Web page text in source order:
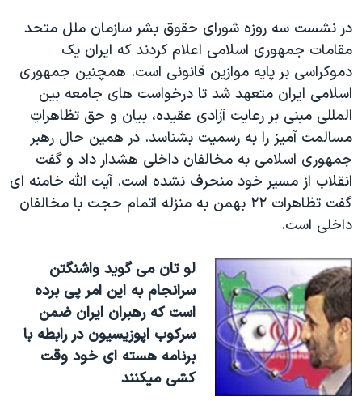
چهل سال گروگان‌گیری
قانون شفافیت دارائی کادر رهبری ایران
اعتراضات مردمی آبان ۹۸
اسرائیل در جنگ
نرگس محمدی برنده جایزه نوبل صلح
همایش محافظه‌کاران آمریکا «سی‌پک»
صفحه‌های ویژه
در نشست سه روزه شورای حقوق بشر سازمان ملل متحد
مقامات جمهوری اسلامی اعلام کردند که ايران يک
دموکراسی بر پايه موازين قانونی است. همچنين جمهوری
اسلامی ايران متعهد شد تا درخواست های جامعه بين
المللی مبنی بر رعايت آزادی عقيده، بيان و حق تظاهراتِ
مسالمت آميز را به رسميت بشناسد. در همين حال رهبر
جمهوری اسلامی به مخالفان داخلی هشدار داد و گفت
انقلاب از مسير خود منحرف نشده است. آيت الله خامنه ای
گفت تظاهرات ۲۲ بهمن به منزله اتمام حجت با مخالفان
داخلی است.
لو تان می گويد واشنگتن
سرانجام به اين امر پی برده
است که رهبران ايران ضمن
سرکوب اپوزيسيون در رابطه با
برنامه هسته ای خود وقت
کشی ميکنند